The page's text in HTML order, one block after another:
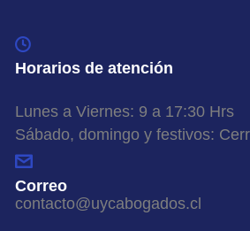
Horarios de atención
Lunes a Viernes: 9 a 17:30 Hrs
Sábado, domingo y festivos:
Correo
contacto@uycabogados.cl